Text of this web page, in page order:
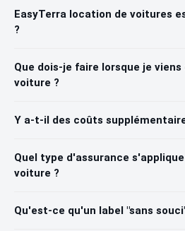
EasyTerra location de voitures
?
Que dois-je faire lorsque je
voiture ?
Y a-t-il des coûts
Quel type d'assurance
voiture ?
Qu'est-ce qu'un label "sans